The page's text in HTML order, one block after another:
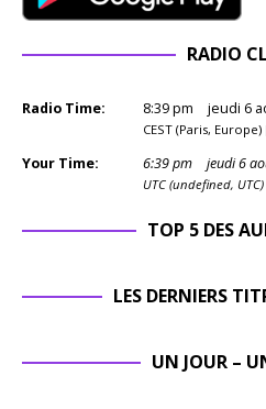
RADIO
Radio Time: 8:39pm jeudi 6
CEST (Paris, Europe)
Your Time: 6:39pm jeudi 6
UTC (undefined, UTC)
TOP 5 DES
LES DERNIERS
UN JOUR –